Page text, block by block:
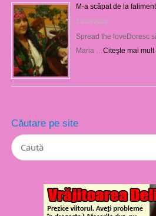
M-a scăpat de la
13/03/2025
Spread the loveDoresc
Maria …Citeşte mai mult
Căutare pe site